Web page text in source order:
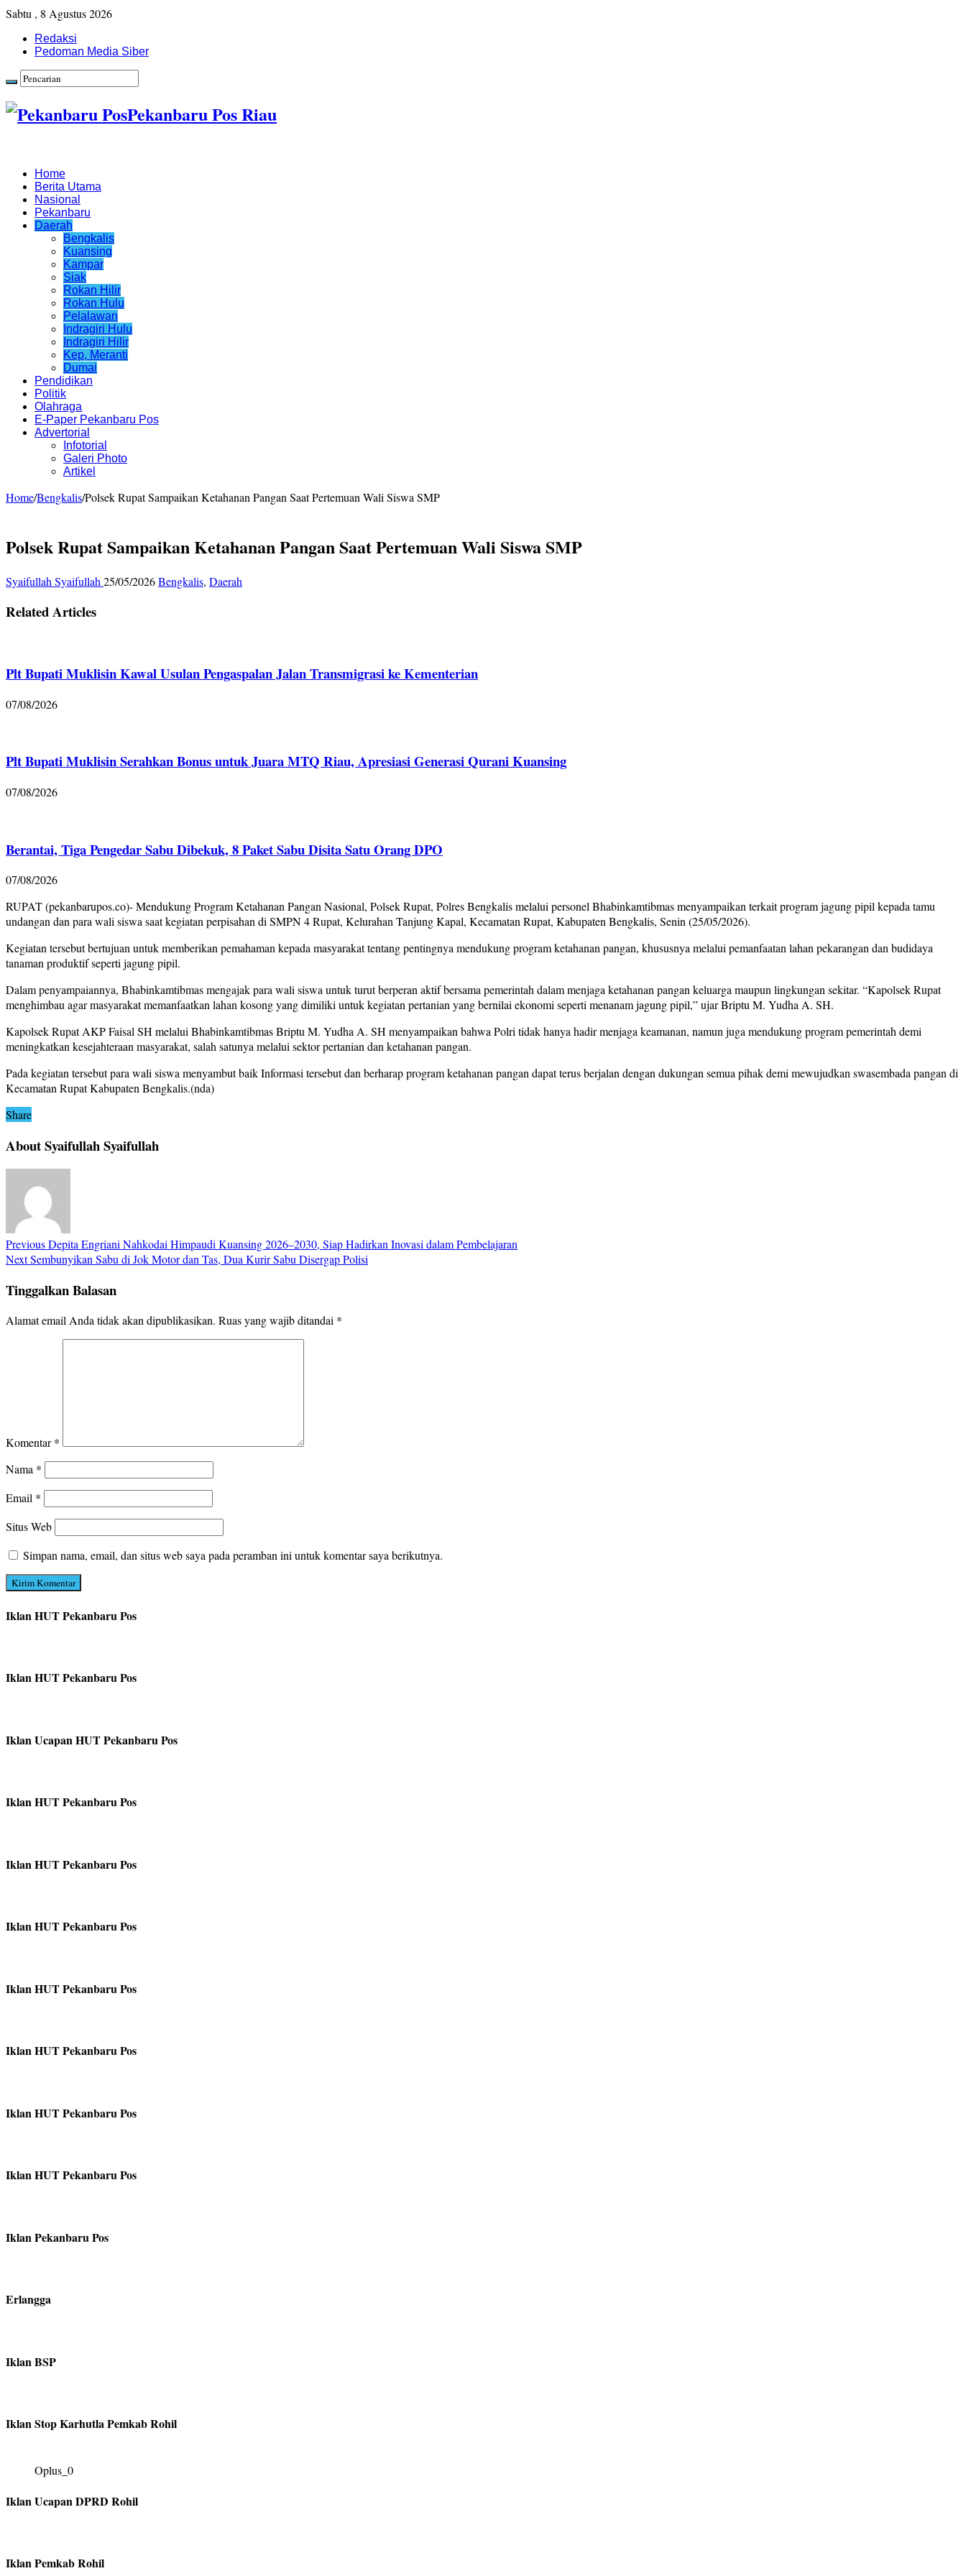
Sabtu , 8 Agustus 2026
Redaksi
Pedoman Media Siber
Pekanbaru Pos Riau
Home
Berita Utama
Nasional
Pekanbaru
Daerah
Bengkalis
Kuansing
Kampar
Siak
Rokan Hilir
Rokan Hulu
Pelalawan
Indragiri Hulu
Indragiri Hilir
Kep, Meranti
Dumai
Pendidikan
Politik
Olahraga
E-Paper Pekanbaru Pos
Advertorial
Infotorial
Galeri Photo
Artikel
Home/Bengkalis/Polsek Rupat Sampaikan Ketahanan Pangan Saat Pertemuan Wali Siswa SMP
Polsek Rupat Sampaikan Ketahanan Pangan Saat Pertemuan Wali Siswa SMP
Syaifullah Syaifullah 25/05/2026Bengkalis, Daerah
Related Articles
Plt Bupati Muklisin Kawal Usulan Pengaspalan Jalan Transmigrasi ke Kementerian
07/08/2026
Plt Bupati Muklisin Serahkan Bonus untuk Juara MTQ Riau, Apresiasi Generasi Qurani Kuansing
07/08/2026
Berantai, Tiga Pengedar Sabu Dibekuk, 8 Paket Sabu Disita Satu Orang DPO
07/08/2026
RUPAT (pekanbarupos.co)- Mendukung Program Ketahanan Pangan Nasional, Polsek Rupat, Polres Bengkalis melalui personel Bhabinkamtibmas menyampaikan terkait program jagung pipil kepada tamu
undangan dan para wali siswa saat kegiatan perpisahan di SMPN 4 Rupat, Kelurahan Tanjung Kapal, Kecamatan Rupat, Kabupaten Bengkalis, Senin (25/05/2026).
Kegiatan tersebut bertujuan untuk memberikan pemahaman kepada masyarakat tentang pentingnya mendukung program ketahanan pangan, khususnya melalui pemanfaatan lahan pekarangan dan budidaya
tanaman produktif seperti jagung pipil.
Dalam penyampaiannya, Bhabinkamtibmas mengajak para wali siswa untuk turut berperan aktif bersama pemerintah dalam menjaga ketahanan pangan keluarga maupun lingkungan sekitar. “Kapolsek Rupat
menghimbau agar masyarakat memanfaatkan lahan kosong yang dimiliki untuk kegiatan pertanian yang bernilai ekonomi seperti menanam jagung pipil,” ujar Briptu M. Yudha A. SH.
Kapolsek Rupat AKP Faisal SH melalui Bhabinkamtibmas Briptu M. Yudha A. SH menyampaikan bahwa Polri tidak hanya hadir menjaga keamanan, namun juga mendukung program pemerintah demi
meningkatkan kesejahteraan masyarakat, salah satunya melalui sektor pertanian dan ketahanan pangan.
Pada kegiatan tersebut para wali siswa menyambut baik Informasi tersebut dan berharap program ketahanan pangan dapat terus berjalan dengan dukungan semua pihak demi mewujudkan swasembada pangan di
Kecamatan Rupat Kabupaten Bengkalis.(nda)
Share
About Syaifullah Syaifullah
PreviousDepita Engriani Nahkodai Himpaudi Kuansing 2026–2030, Siap Hadirkan Inovasi dalam Pembelajaran
NextSembunyikan Sabu di Jok Motor dan Tas, Dua Kurir Sabu Disergap Polisi
Tinggalkan Balasan
Alamat email Anda tidak akan dipublikasikan. Ruas yang wajib ditandai *
Komentar*
Nama *
Email *
Situs Web
Simpan nama, email, dan situs web saya pada peramban ini untuk komentar saya berikutnya.
Iklan HUT Pekanbaru Pos
Iklan HUT Pekanbaru Pos
Iklan Ucapan HUT Pekanbaru Pos
Iklan HUT Pekanbaru Pos
Iklan HUT Pekanbaru Pos
Iklan HUT Pekanbaru Pos
Iklan HUT Pekanbaru Pos
Iklan HUT Pekanbaru Pos
Iklan HUT Pekanbaru Pos
Iklan HUT Pekanbaru Pos
Iklan Pekanbaru Pos
Erlangga
Iklan BSP
Iklan Stop Karhutla Pemkab Rohil
Oplus_0
Iklan Ucapan DPRD Rohil
Iklan Pemkab Rohil